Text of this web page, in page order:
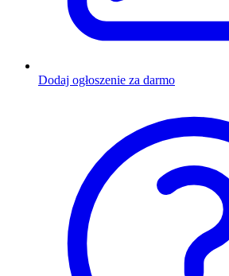
Dodaj ogłoszenie za darmo